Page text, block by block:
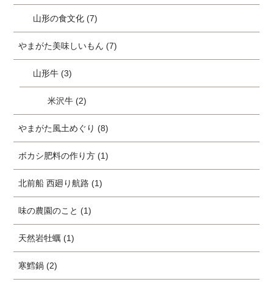
山形の食文化 (7)
やまがた美味しいもん (7)
山形牛 (3)
米沢牛 (2)
やまがた風土めぐり (8)
ボカシ肥料の作り方 (1)
北前船 西廻り航路 (1)
味の農園のこと (1)
天然岩牡蠣 (1)
寒鱈鍋 (2)